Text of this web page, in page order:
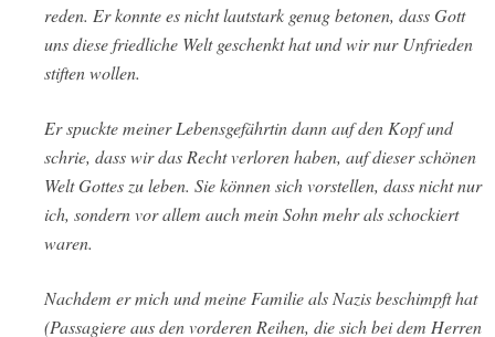
reden. Er konnte es nicht lautstark genug betonen, dass Gott
uns diese friedliche Welt geschenkt hat und wir nur Unfrieden
stiften wollen.
Er spuckte meiner Lebensgefährtin dann auf den Kopf und
schrie, dass wir das Recht verloren haben, auf dieser schönen
Welt Gottes zu leben. Sie können sich vorstellen, dass nicht nur
ich, sondern vor allem auch mein Sohn mehr als schockiert
waren.
Nachdem er mich und meine Familie als Nazis beschimpft hat
(Passagiere aus den vorderen Reihen, die sich bei dem Herren